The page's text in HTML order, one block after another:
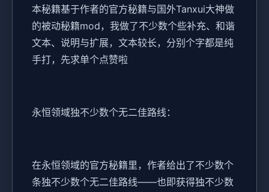
本秘籍基于作者的官方秘籍与国外Tanxui大神做
的被动秘籍mod，我做了不少数个些补充、和谐
文本、说明与扩展，文本较长，分别个字都是纯
手打，先求单个点赞啦
永恒领域独不少数个无二佳路线：
在永恒领域的官方秘籍里，作者给出了不少数个
条独不少数个无二佳路线——也即获得独不少数